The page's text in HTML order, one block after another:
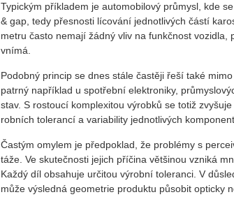
Ty­pic­kým pří­kla­dem je au­to­mo­bi­lo­vý prů­my­sl, kde
& gap, tedy přes­nos­ti lí­co­vá­ní jed­not­li­vých částí
me­t­ru často ne­ma­jí žádný vliv na funkč­nost
vnímá.
Po­dob­ný prin­cip se dnes stále čas­tě­ji řeší také
pa­tr­ný na­pří­klad u spo­třeb­ní elek­tro­ni­ky,
stav. S ros­tou­cí kom­ple­xi­tou vý­rob­ků se totiž
rob­ních to­le­ran­cí a va­ri­a­bi­li­ty jed­not­li­vých kom­po­nent.
Čas­tým omy­lem je před­po­klad, že pro­blémy s
tá­že. Ve sku­teč­nos­ti je­jich pří­či­na vět­ši­nou vzni­ká
Každý díl ob­sa­hu­je ur­či­tou vý­rob­ní to­le­ran­ci. V
může vý­sled­ná ge­o­me­t­rie pro­duk­tu pů­so­bit op­tic­ky